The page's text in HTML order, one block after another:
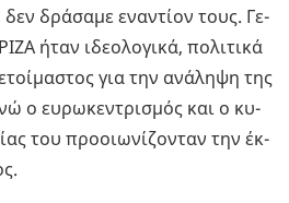
δρά­σα­με ενα­ντί­ον τους. Γε­
ήταν ιδε­ο­λο­γι­κά, πο­λι­τι­κά
για την ανά­λη­ψη της
ο ευ­ρω­κε­ντρι­σμός και ο κυ­
του προ­οιω­νί­ζο­νταν την έκ­